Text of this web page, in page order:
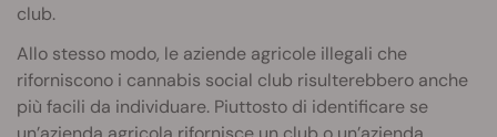
club.
Allo stesso modo, le aziende agricole illegali che
riforniscono i cannabis social club risulterebbero anche
più facili da individuare. Piuttosto di identificare se